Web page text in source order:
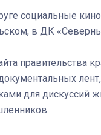
социальные
в ДК
правительства
для дискуссий